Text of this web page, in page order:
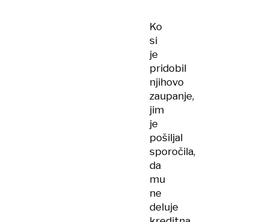
Ko
si
je
pridobil
njihovo
zaupanje,
jim
je
pošiljal
sporočila,
da
mu
ne
deluje